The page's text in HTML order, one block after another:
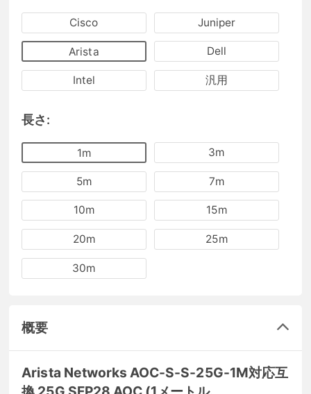
Cisco Juniper
Arista Dell
Intel 汎用
長さ:
1m 3m
5m 7m
10m 15m
20m 25m
30m
概要
Arista Networks AOC-S-S-25G-1M対応互